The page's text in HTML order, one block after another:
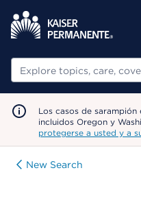
Buscar
Los casos de
incluidos Oregon y
protegerse a usted y a
New Search